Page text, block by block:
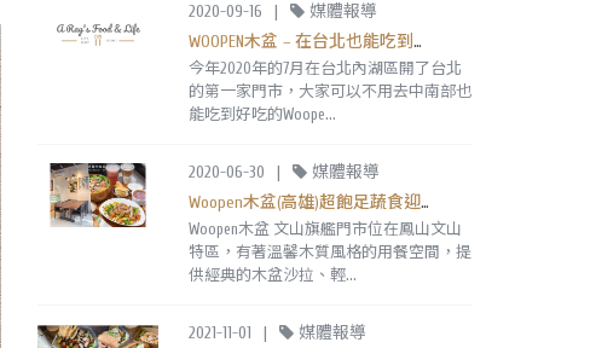
2020-09-16 |
媒體報導
WOOPEN木盆 – 在台北也能吃到木盆沙拉囉！
今年2020年的7月在台北內湖區開了台北
的第一家門市，大家可以不用去中南部也
能吃到好吃的Woope...
2020-06-30 |
媒體報導
Woopen木盆(高雄)超飽足蔬食迎夏套餐!新推出烤雞腿溫時蔬,必吃煙燻鮭魚木盆沙拉
Woopen木盆 文山旗艦門市位在鳳山文山
特區，有著溫馨木質風格的用餐空間，提
供經典的木盆沙拉、輕...
2021-11-01 |
媒體報導